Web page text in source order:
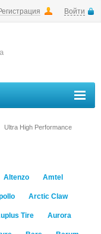
Войти
Ultra High Performance
Altenzo Amtel
Arctic Claw
Tire Aurora